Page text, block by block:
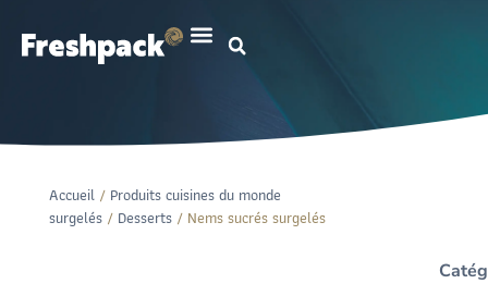
Accueil / Produits cuisines du monde
surgelés / Desserts / Nems sucrés surgelés